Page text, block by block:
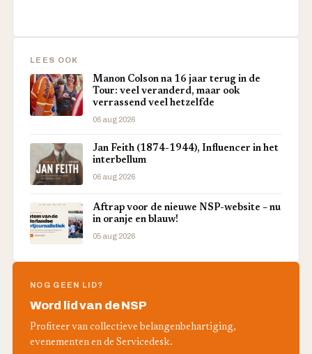
LEES OOK
Manon Colson na 16 jaar terug in de
Tour: veel veranderd, maar ook
verrassend veel hetzelfde
06 aug 2026
Jan Feith (1874-1944), Influencer in het
interbellum
06 aug 2026
Aftrap voor de nieuwe NSP-website – nu
in oranje en blauw!
05 aug 2026
NOG GEEN LID?
Word lid van de NSP
Profiteer van collectieve belangenbehartiging,
evenementen en de Servicedesk.